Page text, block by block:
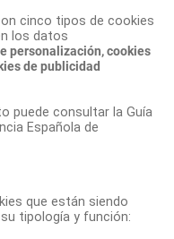
cinco tipos de cookies
los datos
personalización, cookies
de publicidad
puede consultar la Guía
Española de
que están siendo
tipología y función: